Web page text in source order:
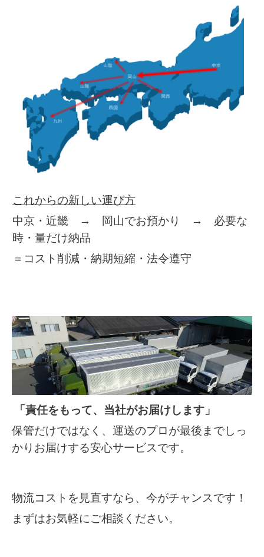
これからの新しい運び方
中京・近畿 → 岡山でお預かり → 必要な
時・量だけ納品
＝コスト削減・納期短縮・法令遵守
「責任をもって、当社がお届けします」
保管だけではなく、運送のプロが最後までしっ
かりお届けする安心サービスです。
物流コストを見直すなら、今がチャンスです！
まずはお気軽にご相談ください。